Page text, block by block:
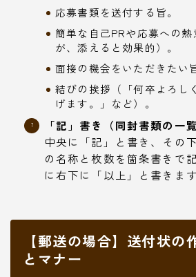
応募書類を送付する旨。
簡単な自己PRや応募への
が、添えると効果的）。
面接の機会をいただきたい
結びの挨拶（「何卒よろし
げます。」など）。
「記」書き（同封書類の一
中央に「記」と書き、その
の名称と枚数を箇条書きで
に右下に「以上」と書きます
【郵送の場合】送付状の
とマナー